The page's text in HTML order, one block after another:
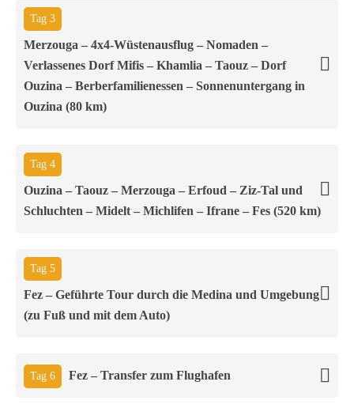
Tag 3
Merzouga – 4x4-Wüstenausflug – Nomaden –
Verlassenes Dorf Mifis – Khamlia – Taouz – Dorf
Ouzina – Berberfamilienessen – Sonnenuntergang in
Ouzina (80 km)
Tag 4
Ouzina – Taouz – Merzouga – Erfoud – Ziz-Tal und
Schluchten – Midelt – Michlifen – Ifrane – Fes (520 km)
Tag 5
Fez – Geführte Tour durch die Medina und Umgebung
(zu Fuß und mit dem Auto)
Tag 6 Fez – Transfer zum Flughafen